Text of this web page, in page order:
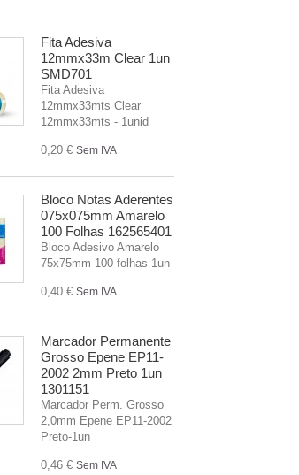
Fita Adesiva
12mmx33m Clear 1un
SMD701
Fita Adesiva
12mmx33mts Clear
12mmx33mts - 1unid
0,20 € Sem IVA
Bloco Notas Aderentes
075x075mm Amarelo
100 Folhas 162565401
Bloco Adesivo Amarelo
75x75mm 100 folhas-1un
0,40 € Sem IVA
Marcador Permanente
Grosso Epene EP11-
2002 2mm Preto 1un
1301151
Marcador Perm. Grosso
2,0mm Epene EP11-2002
Preto-1un
0,46 € Sem IVA